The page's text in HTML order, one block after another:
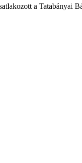
a Tatabányai